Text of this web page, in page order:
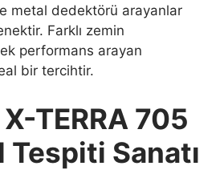
metal dedektörü arayanlar
Farklı zemin
performans arayan
bir tercihtir.
TERRA 705
Sanatı